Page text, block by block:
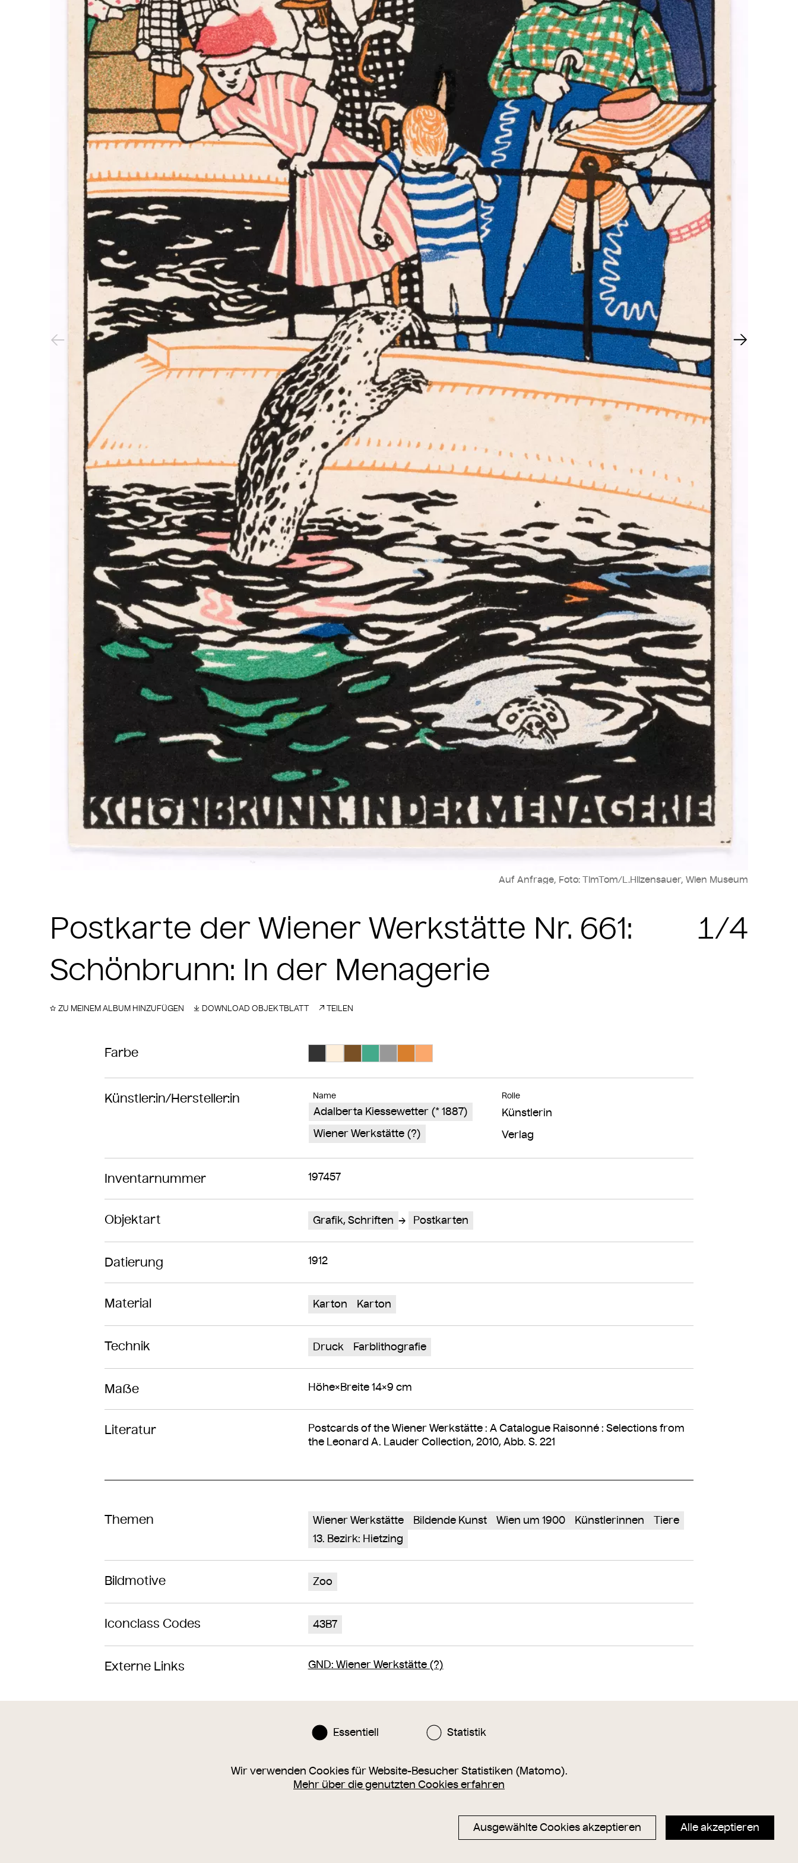
Essentiell Statistik
Wir verwenden Cookies für Website-Besucher Statistiken (Matomo).
Mehr über die genutzten Cookies erfahren
Ausgewählte Cookies akzeptieren Alle akzeptieren
Postkarte der Wiener Werkstätte Nr. 661:
Schönbrunn: In der Menagerie
1/4
Auf Anfrage, Foto: TimTom/L.Hilzensauer, Wien Museum
Vorheriger Slide Nächster
ZU MEINEM ALBUM HINZUFÜGEN DOWNLOAD OBJEKTBLATT TEILEN
Farbe
Künstler:in/Hersteller:in Name Rolle
Adalberta Kiessewetter (* 1887)
Künstlerin
Wiener Werkstätte (?)
Verlag
Inventarnummer 197457
Objektart Grafik, Schriften Postkarten
Datierung 1912
Material Karton Karton
Technik Druck Farblithografie
Maße Höhe×Breite 14×9 cm
Literatur
Postcards of the Wiener Werkstätte : A Catalogue Raisonné : Selections from
the Leonard A. Lauder Collection, 2010, Abb. S. 221
Themen Wiener Werkstätte Bildende Kunst Wien um 1900 Künstlerinnen
Tiere
13. Bezirk: Hietzing
Bildmotive Zoo
Iconclass Codes 43B7
Externe Links GND: Wiener Werkstätte (?)